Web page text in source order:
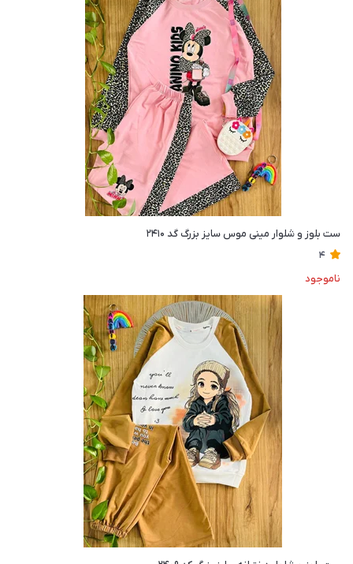
ست بلوز و شلوار مینی موس سایز بزرگ گد ۲۴۱۰
4
ناموجود